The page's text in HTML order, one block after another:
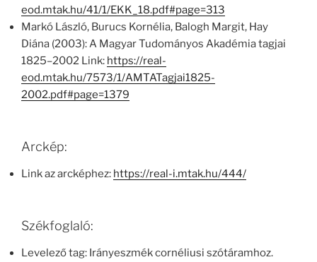
eod.mtak.hu/41/1/EKK_18.pdf#page=313
Markó László, Burucs Kornélia, Balogh Margit, Hay
Diána (2003): A Magyar Tudományos Akadémia tagjai
1825–2002 Link: https://real-
eod.mtak.hu/7573/1/AMTATagjai1825-
2002.pdf#page=1379
Arckép:
Link az arcképhez: https://real-i.mtak.hu/444/
Székfoglaló:
Levelező tag: Irányeszmék cornéliusi szótáramhoz.